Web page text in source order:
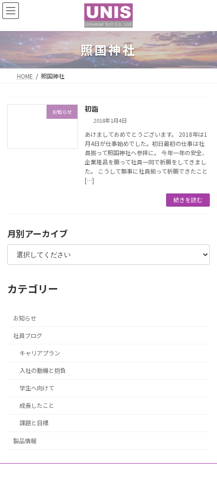
コ
ン
ン
へ
ス
ナ
ビ
ー
ョ
ン
照国神社
HOME 照国神社
お知らせ 初詣
2018年1月4日
あけましておめでとうございます。 2018年は1
月4日が仕事始めでした。初日最初の仕事は社
員揃って照国神社へ参拝に。 今年一年の安全、
企業隆昌を願って社員一同で祈願をしてきまし
た。 こうして無事に社員揃って祈願できたこと
[…]
続きを読む
月別アーカイブ
カテゴリー
お知らせ
社員ブログ
キャリアプラン
入社の動機と抱負
学生へ向けて
成長したこと
課題と目標
製品情報